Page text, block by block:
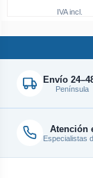
IVA incl.
Envío
Península
Atención
Especialistas